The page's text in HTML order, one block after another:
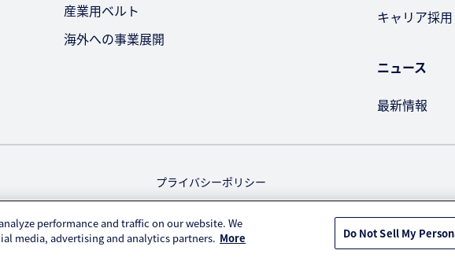
産業用ベルト
海外への事業展開
キャリア採用
ニュース
最新情報
プライバシーポリシー
© KURARAY TRADING CO., LTD. All RIGHTS RESERVED.
performance and traffic on our website. We
media, advertising and analytics partners. More
Do Not Sell My